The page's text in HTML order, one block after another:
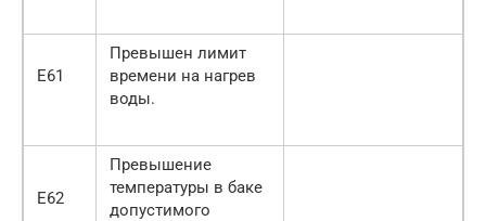
Е61
Превышен лимит
времени на нагрев
воды.
Е62
Превышение
температуры в баке
допустимого